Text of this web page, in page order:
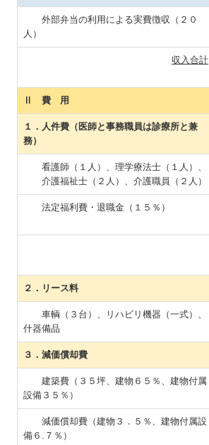
外部弁当の利用による実費徴収（２０
人）
収入合計
Ⅱ 費 用
１．人件費（医師と事務職員は診療所と兼
務）
看護師（１人）、理学療法士（１人）、
介護福祉士（２人）、介護職員（２人）
法定福利費・退職金（１５％）
２．リース料
車輌（３台）、リハビリ機器（一式）、
什器備品
３．減価償却費
建築費（３５坪、建物６５％、建物付属
設備３５％）
減価償却費（建物３．５％、建物付属設
備６.７％）